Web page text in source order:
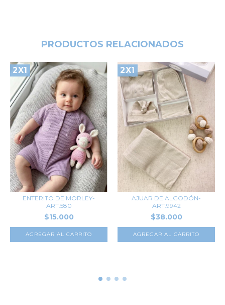
PRODUCTOS RELACIONADOS
2X1
ENTERITO DE MORLEY-
ART.580
$15.000
AGREGAR AL CARRITO
2X1
AJUAR DE ALGODÓN-
ART.9942
$38.000
AGREGAR AL CARRITO